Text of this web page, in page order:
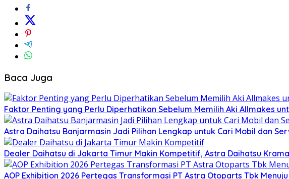
Baca Juga
Faktor Penting yang Perlu Diperhatikan Sebelum Memilih Aki Allmakes
Astra Daihatsu Banjarmasin Jadi Pilihan Lengkap untuk Cari Mobil dan
Dealer Daihatsu di Jakarta Timur Makin Kompetitif, Astra Daihatsu
AOP Exhibition 2026 Pertegas Transformasi PT Astra Otoparts Tbk